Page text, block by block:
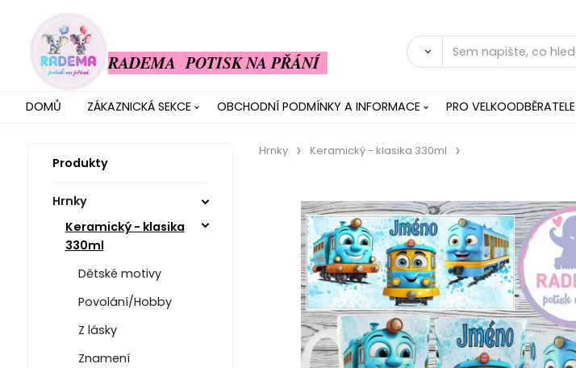
RADEMA POTISK NA PŘÁNÍ
DOMŮ ZÁKAZNICKÁ SEKCE OBCHODNÍ PODMÍNKY A INFORMACE PRO VELKOODBĚRATELE
Produkty
Hrnky
Keramický - klasika
330ml
Dětské motivy
Povolání/Hobby
Z lásky
Znamení
Hrnky Keramický - klasika 330ml